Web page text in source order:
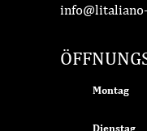
Montag
Dienstag